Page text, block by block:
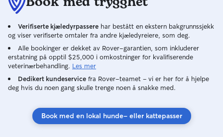
hvis det trengs ☺️ Alle vinduer &
er altis låst, jeg
1 meter høyde.
om ikke du
Verifiserte kjæledyrpassere har bestått en ekstern bakgrunnssjekk
og viser verifiserte omtaler fra andre kjæledyreiere, som deg.
Alle bookinger er dekket av Rover-garantien, som inkluderer
erstatning på opptil $25,000 i omkostninger for kvalifiserende
veterinærbehandling. Les mer
Dedikert kundeservice fra Rover-teamet – vi er her for å hjelpe
deg hvis du noen gang skulle trenge noen å snakke med.
Book med en lokal hunde- eller kattepasser